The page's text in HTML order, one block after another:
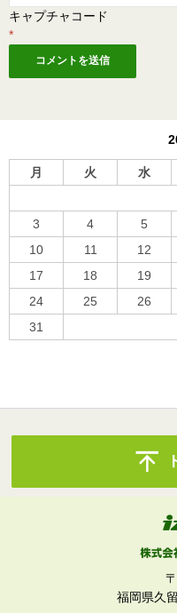
キャプチャコード
*
月 火 水
3
4 5
10
11 12
17
18 19
24
25 26
31
福岡県久